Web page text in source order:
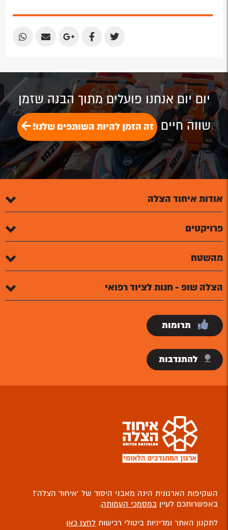
Share
Share
Share
Share
Share
יום יום אנחנו פועלים מתוך הבנה שזמן
שווה חיים זה הזמן להיות השותפים שלנו!
אודות איחוד הצלה
פרויקטים
מהשטח
הצלה שופ - חנות לציוד רפואי
תרומות
להתנדבות
השקיפות הארגונית הינה מאבני היסוד של ‘איחוד הצלה’!
באפשרותכם לעיין במסמכי העמותה.
לתקנון האתר ומדיניות ביטולי רכישות לחצו כאן